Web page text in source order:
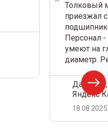
Толковый
приезжал
Персонал
умеют на
диаметр.
Дамир
Яндекс
18.08.2025